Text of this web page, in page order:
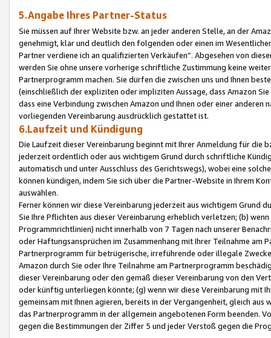
5.Angabe Ihres Partner-Status
Sie müssen auf Ihrer Website bzw. an jeder anderen Stelle, an der
genehmigt, klar und deutlich den folgenden oder einen im
Partner verdiene ich an qualifizierten Verkäufen“. Abgesehen von
werden Sie ohne unsere vorherige schriftliche Zustimmung keine
Partnerprogramm machen. Sie dürfen die zwischen uns und Ihnen
(einschließlich der expliziten oder impliziten Aussage, dass Amazon
dass eine Verbindung zwischen Amazon und Ihnen oder einer
vorliegenden Vereinbarung ausdrücklich gestattet ist.
6.Laufzeit und Kündigung
Die Laufzeit dieser Vereinbarung beginnt mit Ihrer Anmeldung für die
jederzeit ordentlich oder aus wichtigem Grund durch schriftliche
automatisch und unter Ausschluss des Gerichtswegs), wobei eine
können kündigen, indem Sie sich über die Partner-Website in Ihrem
auswählen.
Ferner können wir diese Vereinbarung jederzeit aus wichtigem Grund
Sie Ihre Pflichten aus dieser Vereinbarung erheblich verletzen; (b)
Programmrichtlinien) nicht innerhalb von 7 Tagen nach unserer
oder Haftungsansprüchen im Zusammenhang mit Ihrer Teilnahme am
Partnerprogramm für betrügerische, irreführende oder illegale
Amazon durch Sie oder Ihre Teilnahme am Partnerprogramm
dieser Vereinbarung oder den gemäß dieser Vereinbarung von den
oder künftig unterliegen könnte; (g) wenn wir diese Vereinbarung mit
gemeinsam mit Ihnen agieren, bereits in der Vergangenheit, gleich
das Partnerprogramm in der allgemein angebotenen Form beenden.
gegen die Bestimmungen der Ziffer 5 und jeder Verstoß gegen die